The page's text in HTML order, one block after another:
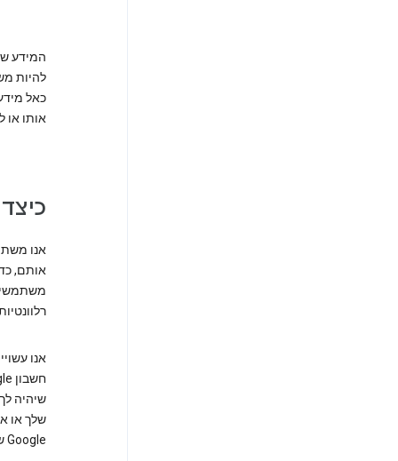
אותו או
אנו
אותם,
שיהיה
שלך או
Google שלך הגלוי לציבור, כגון שמך ותמונה שלך.